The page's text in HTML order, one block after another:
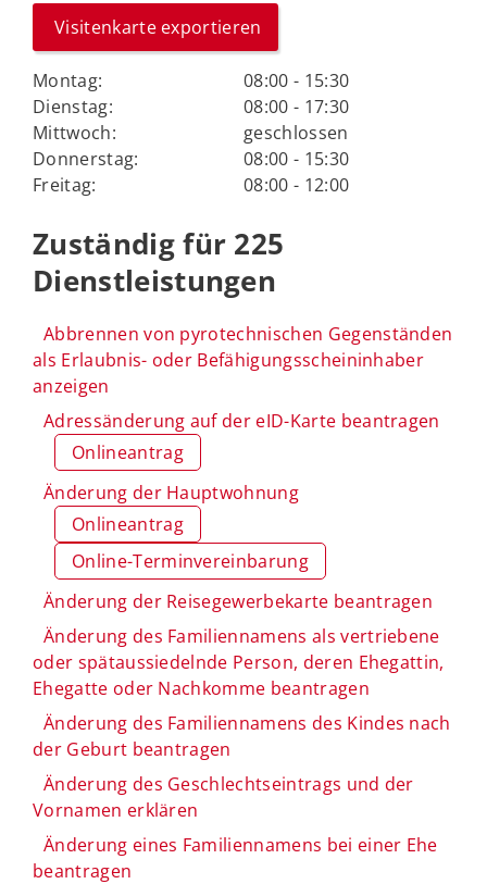
Visitenkarte exportieren
Montag:
08:00 - 15:30
Dienstag:
08:00 - 17:30
Mittwoch:
geschlossen
Donnerstag:
08:00 - 15:30
Freitag:
08:00 - 12:00
Zuständig für 225
Dienstleistungen
Abbrennen von pyrotechnischen Gegenständen
als Erlaubnis- oder Befähigungsscheininhaber
anzeigen
Adressänderung auf der eID-Karte beantragen
Onlineantrag
Änderung der Hauptwohnung
Onlineantrag
Online-Terminvereinbarung
Änderung der Reisegewerbekarte beantragen
Änderung des Familiennamens als vertriebene
oder spätaussiedelnde Person, deren Ehegattin,
Ehegatte oder Nachkomme beantragen
Änderung des Familiennamens des Kindes nach
der Geburt beantragen
Änderung des Geschlechtseintrags und der
Vornamen erklären
Änderung eines Familiennamens bei einer Ehe
beantragen